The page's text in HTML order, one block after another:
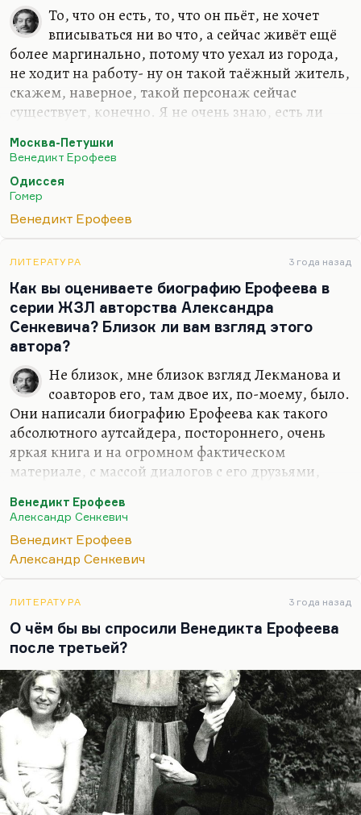
То, что он есть, то, что он пьёт, не хочет
вписываться ни во что, а сейчас живёт ещё
более маргинально, потому что уехал из города,
не ходит на работу- ну он такой таёжный житель,
скажем, наверное, такой персонаж сейчас
существует, конечно. Я не очень знаю, есть ли
ночных сторожей. Думаю, нет. Но
разнообразные, это именно не выживальцы,
говоря словами Линор Горалик, о не те, кто
выживают любой ценой – а это люди склада
Хвостенко,«Хочу лежать с любимой рядом, а с
внутренней свободы, внутреннего несогласия со
всей этой позорной скучной ерундой — вот так бы
я сказал. Иванов на остановке. Кстати, я оказывал
всегда,…
Москва-Петушки
Венедикт Ерофеев
Одиссея
Гомер
Венедикт Ерофеев
ЛИТЕРАТУРА 3 года назад
Как вы оцениваете биографию Ерофеева в
серии ЖЗЛ авторства Александра
Сенкевича? Близок ли вам взгляд этого
автора?
Не близок, мне близок взгляд Лекманова и
соавторов его, там двое их, по-моему, было.
Они написали биографию Ерофеева как такого
абсолютного аутсайдера, постороннего, очень
яркая книга и на огромном фактическом
материале, с массой диалогов с его друзьями,
произведение, которое я прочёл с наслаждением.
Всё остальное, что о Ерофееве написано,
биографический жанр я имею в виду, кажется
мне довольно однобоким.
Венедикт Ерофеев
Александр Сенкевич
Венедикт Ерофеев
Александр Сенкевич
ЛИТЕРАТУРА 3 года назад
О чём бы вы спросили Венедикта Ерофеева
после третьей?